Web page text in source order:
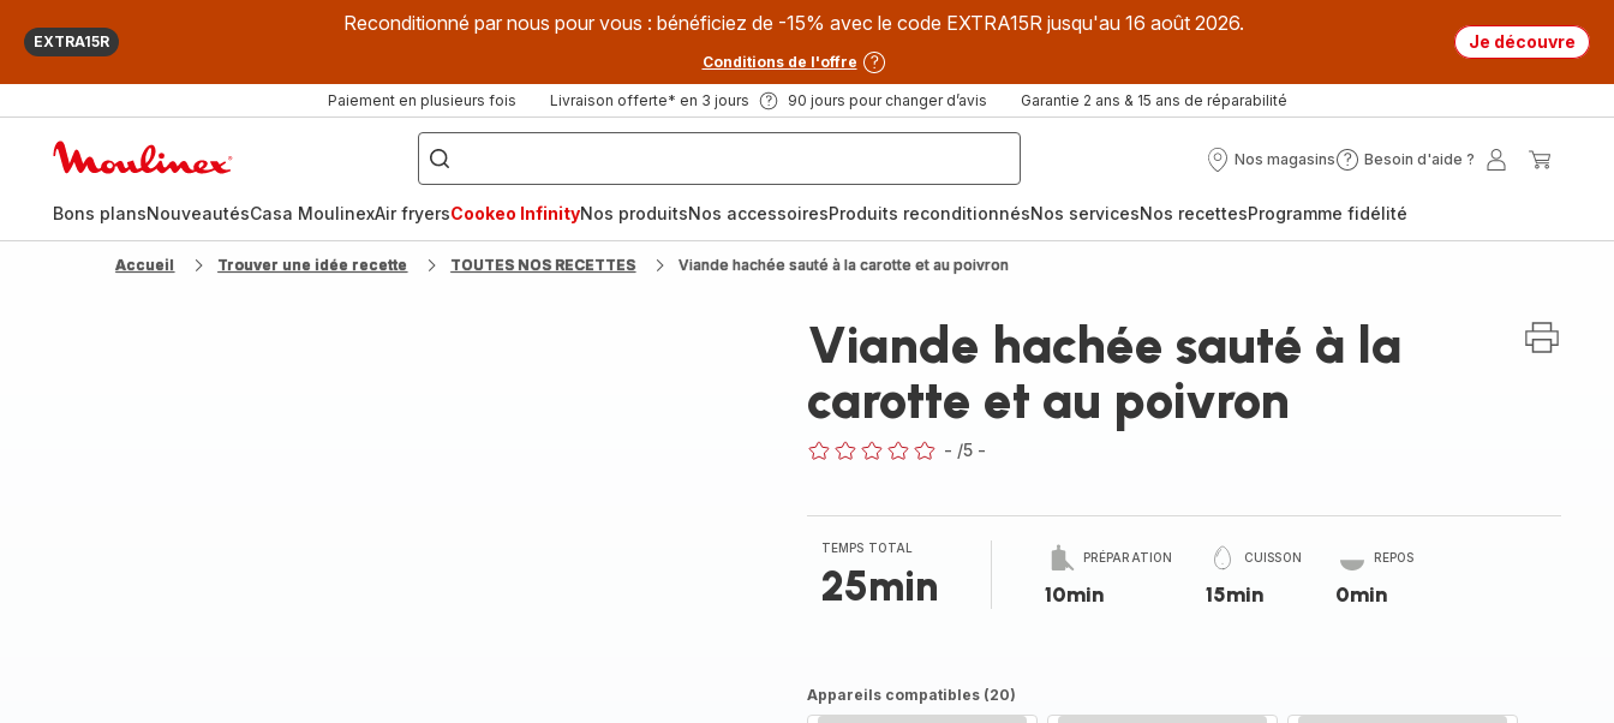
EXTRA15R
Reconditionné par nous pour vous : bénéficiez de -15% avec le code EXTRA15R jusqu'au 16 août 2026.
Conditions de l'offre
Je découvre
Paiement en plusieurs fois Livraison offerte* en 3 jours 90 jours pour changer d’avis Garantie 2 ans & 15 ans de réparabilité
["Que
recherchez-
vous
?",
fryer",
"Companion"]
Nos magasins
Nos
Besoin d'aide ?
Besoin
?
Mon
Bons plansNouveautésCasa MoulinexAir fryersCookeo InfinityNos produitsNos accessoiresProduits reconditionnésNos servicesNos recettesProgramme fidélité
Accueil Trouver une idée recette TOUTES NOS RECETTES Viande hachée sauté à la carotte et au poivron
Viande hachée sauté à la
carotte et au poivron
- /5 -
TEMPS TOTAL
25min
PRÉPARATION
10min
CUISSON
15min
REPOS
0min
Appareils compatibles (20)